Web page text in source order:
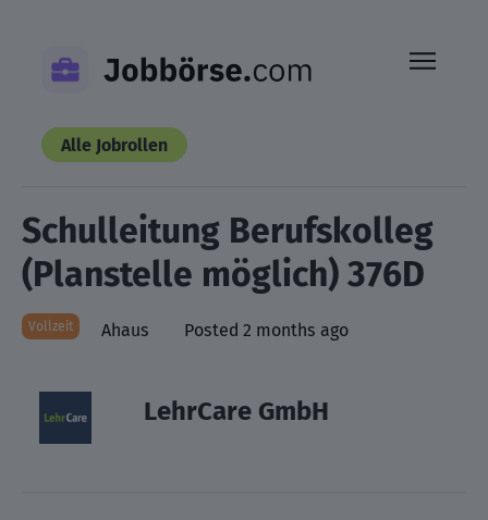
content
Alle Jobrollen
Schulleitung Berufskolleg
(Planstelle möglich) 376D
Vollzeit Ahaus Posted 2 months ago
LehrCare GmbH